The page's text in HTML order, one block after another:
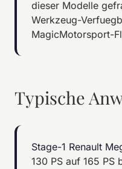
dieser Modelle
Werkzeug-
MagicMotorsport-
Typische
Stage-1 Renault
130 PS auf 165 PS